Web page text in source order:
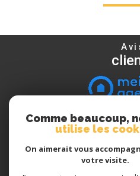
Comme beaucoup,
utilise les
On aimerait vous
votre visite.